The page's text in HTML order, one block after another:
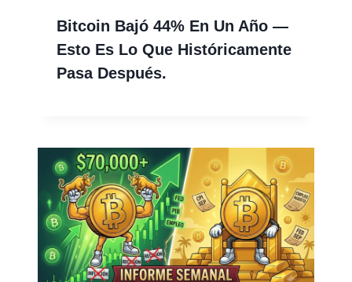
Bitcoin Bajó 44% En Un Año —
Esto Es Lo Que Históricamente
Pasa Después.